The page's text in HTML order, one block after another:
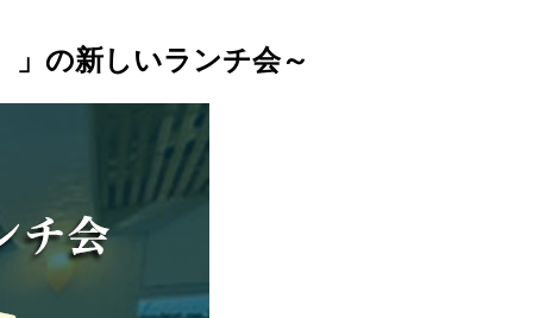
」の新しいランチ会～